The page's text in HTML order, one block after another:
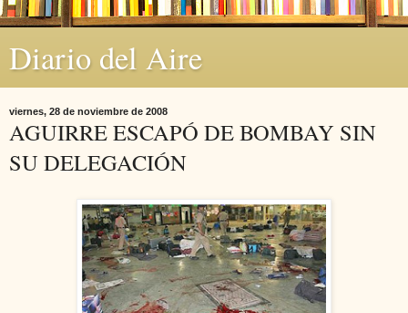
Diario del Aire
viernes, 28 de noviembre de 2008
AGUIRRE ESCAPÓ DE BOMBAY SIN
SU DELEGACIÓN